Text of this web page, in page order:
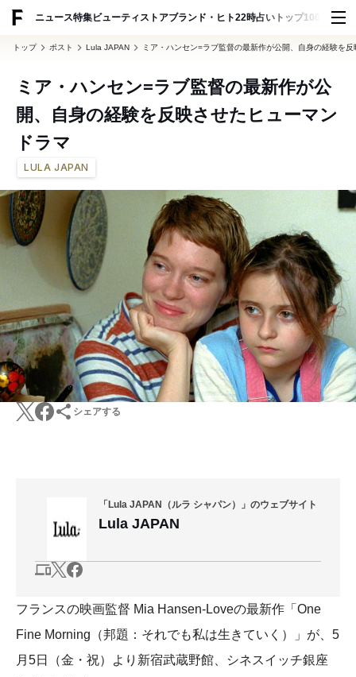
ニュース特集ビューティ ストアブランド・ヒト22時占い トップ100 スナッ
トップ ポスト Lula JAPAN ミア・ハンセン=ラブ監督の最新作が公開、自身の経験を
ミア・ハンセン=ラブ監督の最新作が公
開、自身の経験を反映させたヒューマン
ドラマ
LULA JAPAN
シェアする
「Lula JAPAN（ルラ シャパン）」のウェブサイト
Lula JAPAN
フランスの映画監督 Mia Hansen-Loveの最新作「One
Fine Morning（邦題：それでも私は生きていく）」が、5
月5日（金・祝）より新宿武蔵野館、シネスイッチ銀座